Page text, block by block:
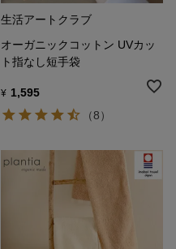
生活アートクラブ
オーガニックコットン UVカッ
ト指なし短手袋
¥ 1,595
（8）